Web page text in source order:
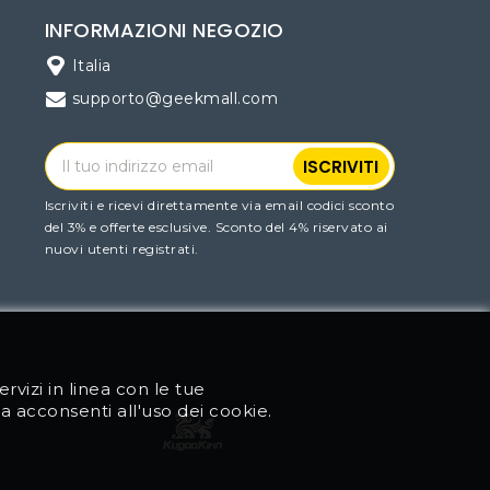
INFORMAZIONI NEGOZIO
Italia
supporto@geekmall.com
Iscriviti e ricevi direttamente via email codici sconto
del 3% e offerte esclusive. Sconto del 4% riservato ai
nuovi utenti registrati.
in linea con le tue
acconsenti all'uso dei cookie.